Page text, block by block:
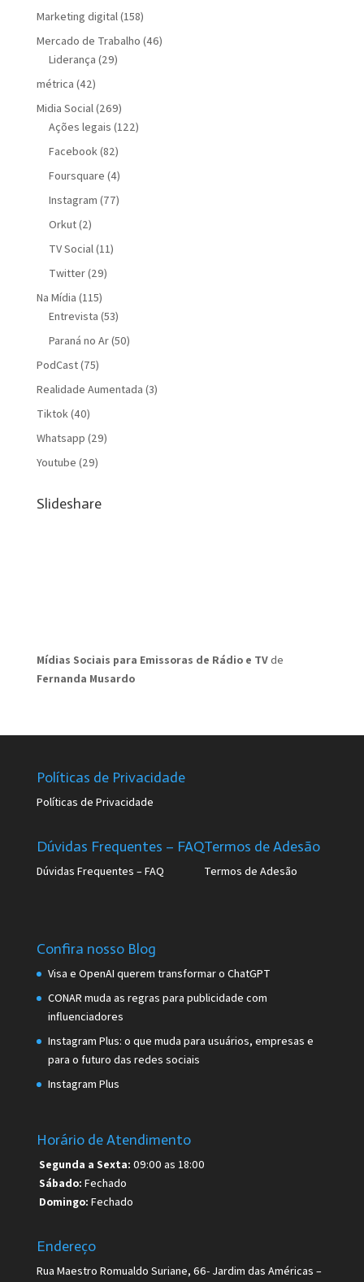
Marketing digital(158)
Mercado de Trabalho (46)
Liderança (29)
métrica (42)
Midia Social(269)
Ações legais (122)
Facebook(82)
Foursquare (4)
Instagram (77)
Orkut(2)
TV Social(11)
Twitter(29)
Na Mídia (115)
Entrevista (53)
Paraná no Ar(50)
PodCast(75)
Realidade Aumentada (3)
Tiktok(40)
Whatsapp (29)
Youtube (29)
Slideshare
Mídias Sociais para Emissoras de Rádio e TVde
Fernanda Musardo
Políticas de Privacidade
Políticas de Privacidade
Dúvidas Frequentes – FAQ
Dúvidas Frequentes – FAQ
Termos de Adesão
Termos de Adesão
Confira nosso Blog
Visa e OpenAI querem transformar o ChatGPT
CONAR muda as regras para publicidade com
influenciadores
Instagram Plus: o que muda para usuários, empresas e
para o futuro das redes sociais
Instagram Plus
Horário de Atendimento
Segunda a Sexta: 09:00 as 18:00
Sábado: Fechado
Domingo: Fechado
Endereço
Rua Maestro Romualdo Suriane, 66- Jardim das Américas –